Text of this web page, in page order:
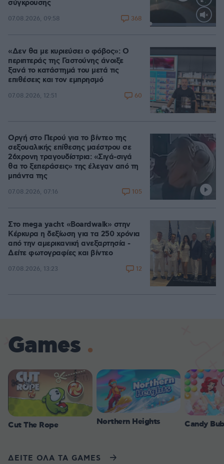
Loaded:
σύγκρουσης
07.08.2026, 09:58 368
«Δεν θα με κυριεύσει ο φόβος»: Ο
περιπτεράς της Γαστούνης άνοιξε
ξανά το κατάστημά του μετά τις
επιθέσεις και τον εμπρησμό
07.08.2026, 12:51 60
Οργή στο Περού για το βίντεο της
σεξουαλικής επίθεσης μαέστρου σε
26χρονη τραγουδίστρια: «Σιγά-σιγά
θα το ξεπεράσεις» της έλεγαν από τη
μπάντα της
07.08.2026, 07:16 105
Στο mega yacht «Boardwalk» στην
Κέρκυρα η δεξίωση για τα 250 χρόνια
από την αμερικανική ανεξαρτησία -
Δείτε φωτογραφίες και βίντεο
07.08.2026, 13:23 12
Games
Cut The Rope Northern Heights Candy
ΔΕΙΤΕ ΟΛΑ ΤΑ GAMES